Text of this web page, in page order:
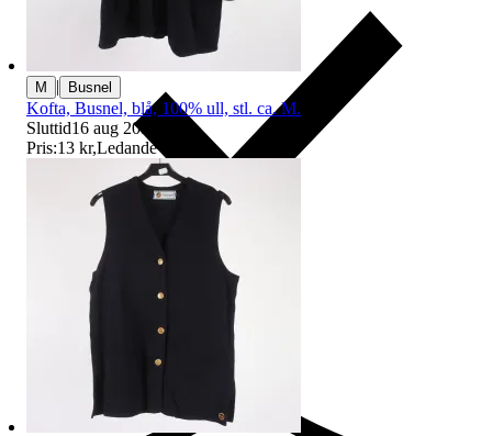
Ersättning om du inte får din vara
M | Busnel
Kofta, Busnel, blå, 100% ull, stl. ca. M.
Sluttid16 aug 20:16
Pris:13 kr,Ledande bud